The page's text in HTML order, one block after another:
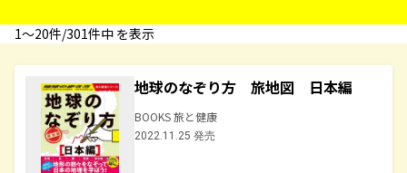
1〜20件/301件中 を表示
地球のなぞり方 旅地図 日本編
BOOKS 旅と健康
2022.11.25 発売